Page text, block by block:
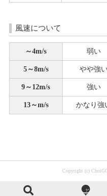
風速について
～4m/s 弱い
5～8m/s やや強
9～12m/s 強い
13～m/s かなり強
Copyright (c)